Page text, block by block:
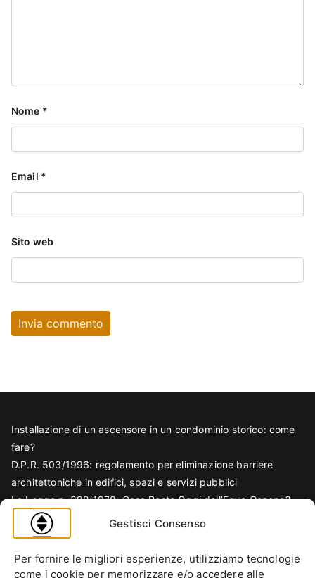
Gestisci Consenso
Per fornire le migliori esperienze, utilizziamo tecnologie
come i cookie per memorizzare e/o accedere alle
Nome *
Email *
Sito web
Installazione di un ascensore in un condominio storico: come
fare?
D.P.R. 503/1996: regolamento per eliminazione barriere
architettoniche in edifici, spazi e servizi pubblici
La Legge n. 392/1978: Cosa Resta Oggi dell’Equo Canone?
Legge Regionale n. 6/1989: Analisi Tecnica per Progettisti e
Amministratori
Norma EN 81-70 e sicurezza nella progettazione ascensore
Ascensore Condominiale